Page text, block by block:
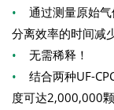
• 通过测量原始气
分离效率的时间减
• 无需稀释！
• 结合两种UF-
度可达2,000,000